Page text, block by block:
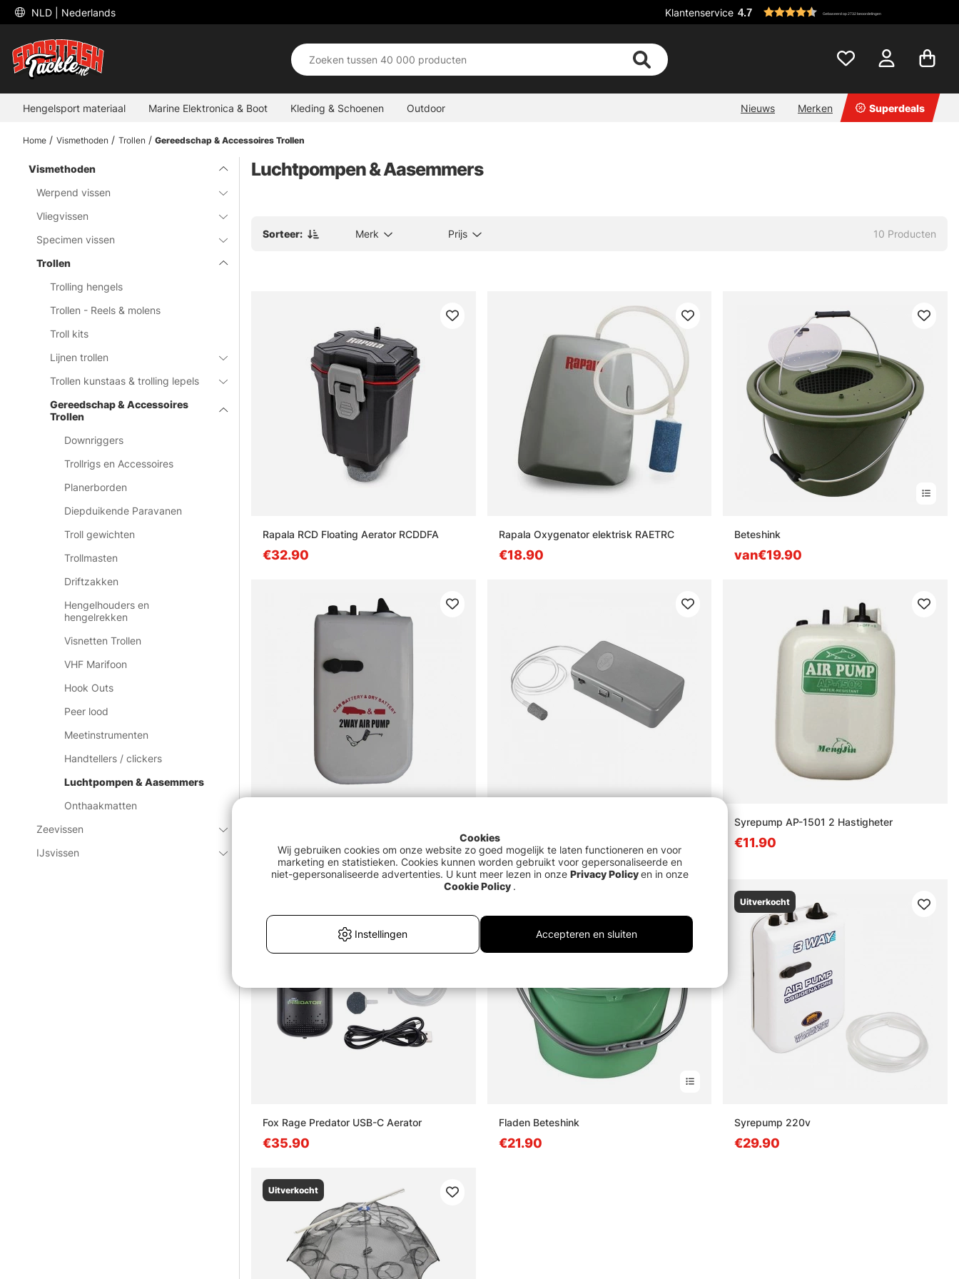
NLD | Nederlands Klantenservice 4.7 Gebaseerd op 2732 beoordelingen
Hengelsport materiaal Marine Elektronica & Boot Kleding & Schoenen Outdoor Nieuws Merken Superdeals
Home Vismethoden Trollen Gereedschap & Accessoires Trollen
Vismethoden
Werpend vissen
Vliegvissen
Specimen vissen
Trollen
Trolling hengels
Trollen - Reels & molens
Troll kits
Lijnen trollen
Trollen kunstaas & trolling lepels
Gereedschap & Accessoires
Trollen
Downriggers
Trollrigs en Accessoires
Planerborden
Diepduikende Paravanen
Troll gewichten
Trollmasten
Driftzakken
Hengelhouders en
hengelrekken
Visnetten Trollen
VHF Marifoon
Hook Outs
Peer lood
Meetinstrumenten
Handtellers / clickers
Luchtpompen & Aasemmers
Onthaakmatten
Zeevissen
IJsvissen
Luchtpompen & Aasemmers
Sorteer: Merk Prijs 10 Producten
Rapala RCD Floating Aerator RCDDFA
€32.90
Rapala Oxygenator elektrisk RAETRC
€18.90
Beteshink
van€19.90
€23.90
Fladen Oxygen pump for bait bucket
€9.90
Syrepump AP-1501 2 Hastigheter
€11.90
Fox Rage Predator USB-C Aerator
€35.90
Fladen Beteshink
€21.90
Uitverkocht
Syrepump 220v
€29.90
Uitverkocht
Cookies
Wij gebruiken cookies om onze website zo goed mogelijk te laten functioneren en voor
marketing en statistieken. Cookies kunnen worden gebruikt voor gepersonaliseerde en
niet-gepersonaliseerde advertenties. U kunt meer lezen in onze Privacy Policy en in onze
Cookie Policy .
Instellingen Accepteren en sluiten